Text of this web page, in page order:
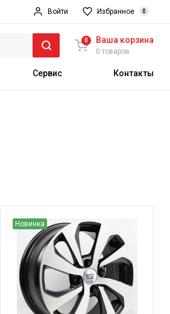
Войти Избранное 0
0 Ваша корзина
0 товаров
Сервис Контакты
Новинка